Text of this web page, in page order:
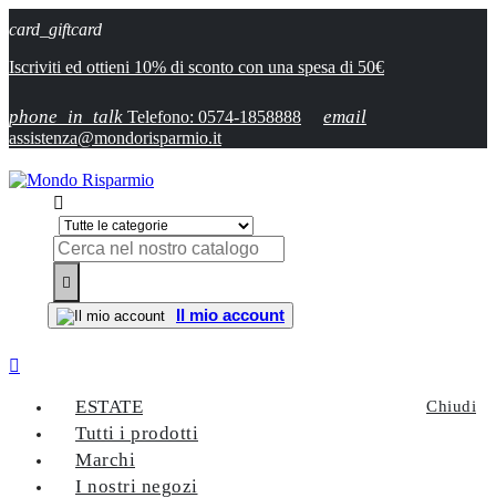
card_giftcard
Iscriviti ed ottieni 10% di sconto con una spesa di 50€
phone_in_talk Telefono: 0574-1858888 email
assistenza@mondorisparmio.it


Il mio account

Chiudi
ESTATE
Tutti i prodotti
Marchi
I nostri negozi